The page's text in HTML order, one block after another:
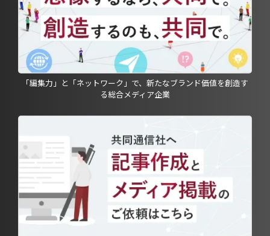
「編集力」と「ネットワーク」で、新たなブランド価値を創造す
る総合メディア企業